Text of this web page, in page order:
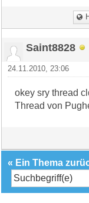
Saint8828
24.11.2010, 23:06
okey sry thread
Thread von
« Ein Thema